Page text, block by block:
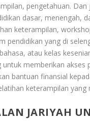
pengetahuan.
dasar, menengah,
keterampilan,
pendidikan yang di
atau kelas
untuk memberikan
bantuan finansial
keterampilan yang
JARIYAH